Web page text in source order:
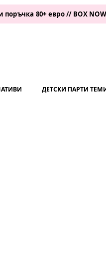
80+ евро // BOX NOW
ДЕТСКИ ПАРТИ